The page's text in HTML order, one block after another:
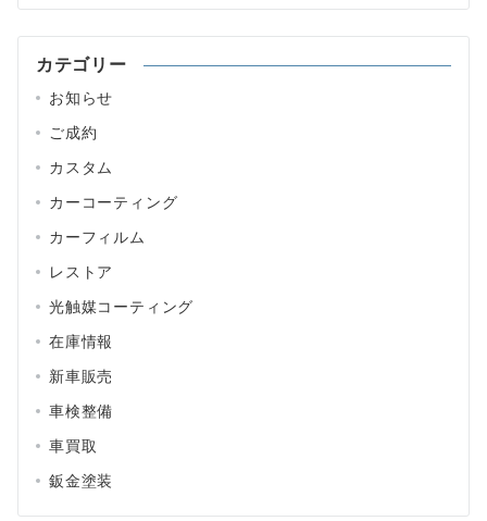
カテゴリー
お知らせ
ご成約
カスタム
カーコーティング
カーフィルム
レストア
光触媒コーティング
在庫情報
新車販売
車検整備
車買取
鈑金塗装